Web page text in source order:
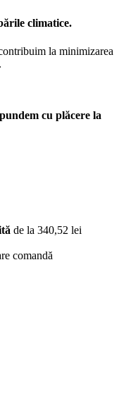
climatice.
la minimizarea
cu plăcere la
de la 340,52 lei
comandă